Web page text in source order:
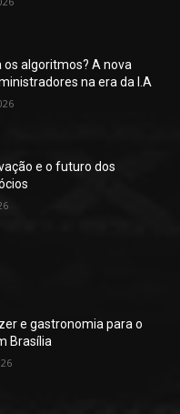
os algoritmos? A nova
na era da I.A
e o futuro dos
e gastronomia para o
Brasília